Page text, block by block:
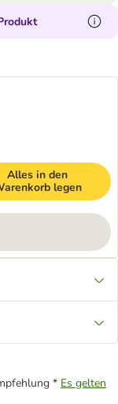
Alles in den
legen
* Es gelten